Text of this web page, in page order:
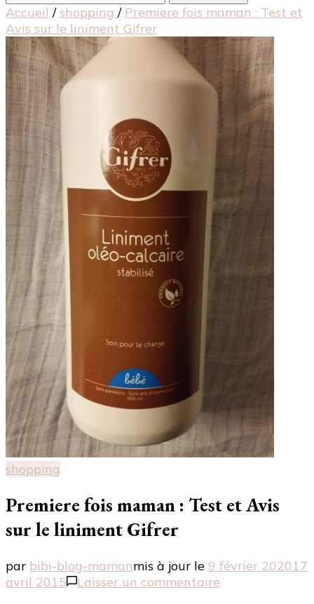
Accueil / shopping / Premiere fois maman : Test et
Avis sur le liniment Gifrer
shopping
Premiere fois maman : Test et Avis
sur le liniment Gifrer
par bibi-blog-mamanmis à jour le 9 février 202017
avril 2015
Laisser un commentaire